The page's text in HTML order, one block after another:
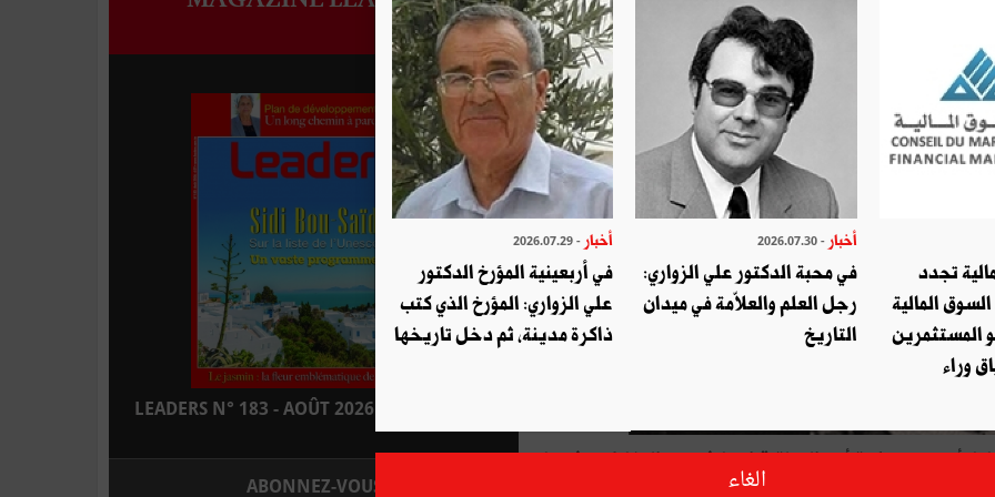
1980، أي منذ أربعين عاما، أصدرت محكمة أمن الدولة قرارتها في حق المشاركين في ما
LEADERS N° 183 - AOÛT 2026 : EN KIOSQUE
ABONNEZ-VOUS
تجدد
المالية
المستثمرين
وراء
أخبار - 2026.07.30
في محبة الدكتور علي الزواري:
رجل العلم والعلاّمة في ميدان
التاريخ
أخبار - 2026.07.29
في أربعينية المؤرخ الدكتور
علي الزواري: المؤرخ الذي كتب
ذاكرة مدينة، ثم دخل تاريخها
الغاء